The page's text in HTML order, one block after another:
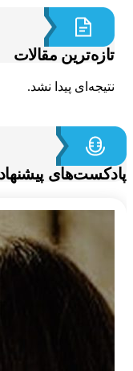
مقالات
پیدا نشد.
پیشنهادی